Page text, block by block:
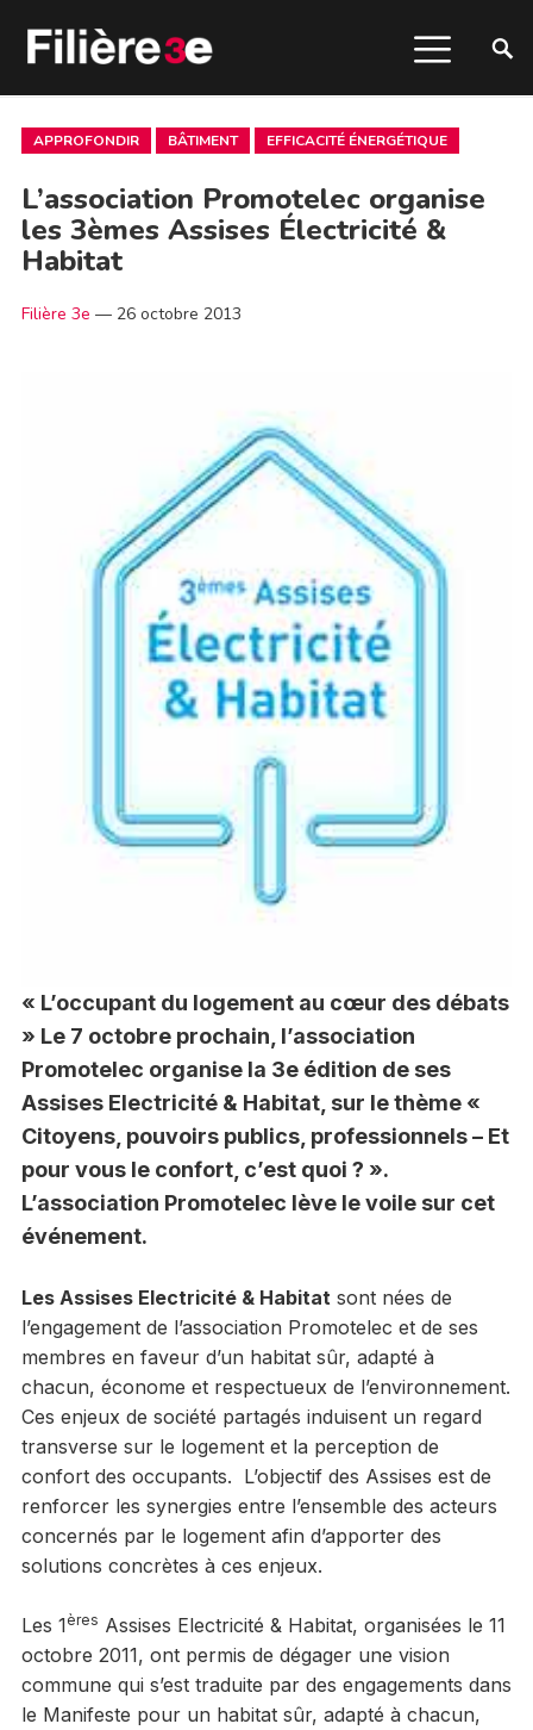
APPROFONDIR BÂTIMENT EFFICACITÉ ÉNERGÉTIQUE
L’association Promotelec organise
les 3èmes Assises Électricité &
Habitat
Filière 3e — 26 octobre 2013
« L’occupant du logement au cœur des débats
» Le 7 octobre prochain, l’association
Promotelec organise la 3e édition de ses
Assises Electricité & Habitat, sur le thème «
Citoyens, pouvoirs publics, professionnels – Et
pour vous le confort, c’est quoi ? ».
L’association Promotelec lève le voile sur cet
événement.
Les Assises Electricité & Habitat sont nées de
l’engagement de l’association Promotelec et de ses
membres en faveur d’un habitat sûr, adapté à
chacun, économe et respectueux de l’environnement.
Ces enjeux de société partagés induisent un regard
transverse sur le logement et la perception de
confort des occupants. L’objectif des Assises est de
renforcer les synergies entre l’ensemble des acteurs
concernés par le logement afin d’apporter des
solutions concrètes à ces enjeux.
Les 1ères Assises Electricité & Habitat, organisées le 11
octobre 2011, ont permis de dégager une vision
commune qui s’est traduite par des engagements dans
le Manifeste pour un habitat sûr, adapté à chacun,